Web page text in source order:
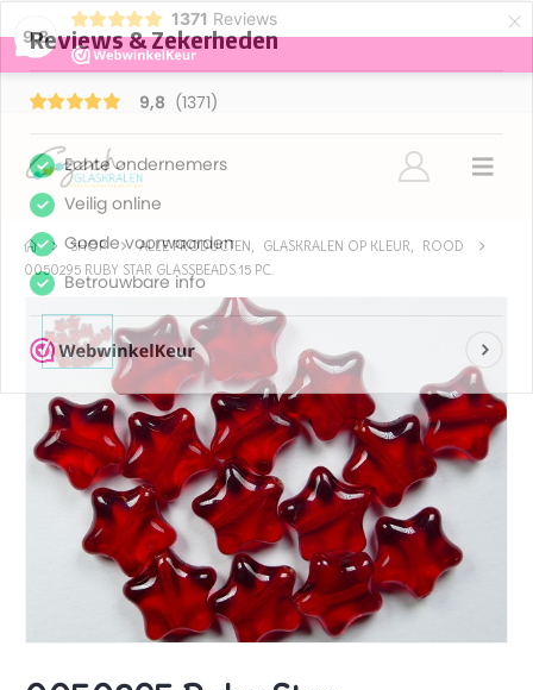
9,8
1371 Reviews ×
SHOP ALLE PRODUCTEN GLASKRALEN OP KLEUR
ROOD
0050295 RUBY STAR GLASSBEADS 15 PC.